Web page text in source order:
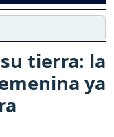
tierra: la
ya